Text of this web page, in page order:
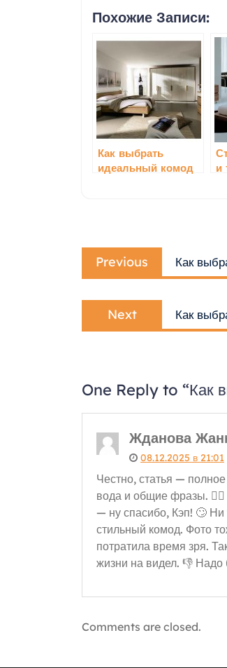
Похожие Записи:
Как выбрать
идеальный комод
и
по
записям
Previous
post:
Как
Next
post:
Как
One Reply to “Как
Жданова
08.12.2025 в 21:01
Честно, статья —
вода и общие фразы. 🤦‍♀️
— ну спасибо, Кэп! 🙄
стильный комод. Фото
потратила время зря.
жизни на видел. 👎 Надо
Comments are closed.